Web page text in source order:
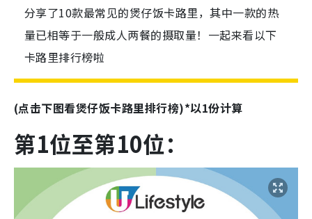
分享了10款最常见的煲仔饭卡路里，其中一款的热
量已相等于一般成人两餐的摄取量！一起来看以下
卡路里排行榜啦
(点击下图看煲仔饭卡路里排行榜)*以1份计算
第1位至第10位：